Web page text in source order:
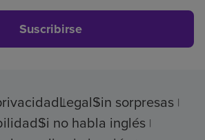
Suscribirse
LegalSin sorpresas
Si no habla inglés